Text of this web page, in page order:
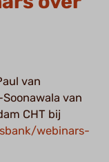
van
van
CHT bij
webinars-